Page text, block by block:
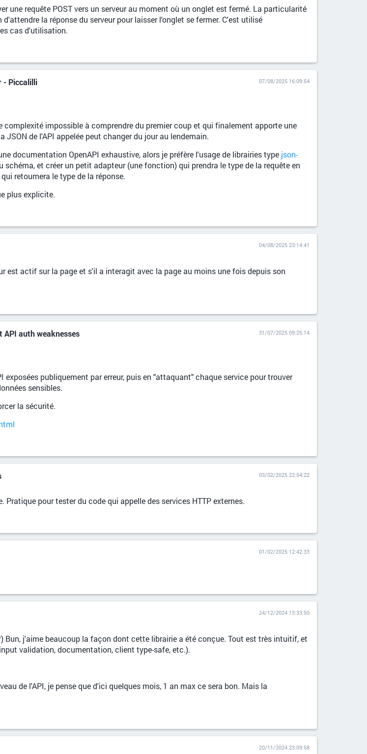
une requête POST vers un serveur au moment où un onglet est fermé. La particularité
la réponse du serveur pour laisser l'onglet se fermer. C'est utilisé
cas d'utilisation.
- Piccalilli 07/08/2025 16:09:54
complexité impossible à comprendre du premier coup et qui finalement apporte une
de l'API appelée peut changer du jour au lendemain.
documentation OpenAPI exhaustive, alors je préfère l'usage de librairies type json-
schéma, et créer un petit adapteur (une fonction) qui prendra le type de la requête en
retournera le type de la réponse.
plus explicite.
04/08/2025 23:14:41
est actif sur la page et s'il a interagit avec la page au moins une fois depuis son
auth weaknesses 31/07/2025 09:25:14
publiquement par erreur, puis en "attaquant" chaque service pour trouver
sensibles.
la sécurité.
03/02/2025 22:54:22
pour tester du code qui appelle des services HTTP externes.
01/02/2025 12:42:33
24/12/2024 13:33:50
Bun, j'aime beaucoup la façon dont cette librairie a été conçue. Tout est très intuitif, et
validation, documentation, client type-safe, etc.).
de l'API, je pense que d'ici quelques mois, 1 an max ce sera bon. Mais la
20/11/2024 23:09:58